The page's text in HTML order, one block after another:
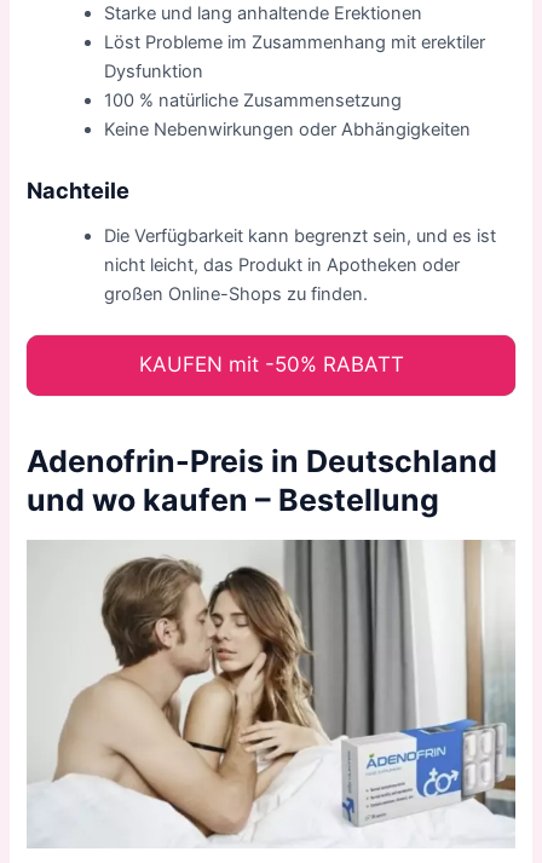
Starke und lang anhaltende Erektionen
Löst Probleme im Zusammenhang mit erektiler
Dysfunktion
100 % natürliche Zusammensetzung
Keine Nebenwirkungen oder Abhängigkeiten
Nachteile
Die Verfügbarkeit kann begrenzt sein, und es ist
nicht leicht, das Produkt in Apotheken oder
großen Online-Shops zu finden.
KAUFEN mit -50% RABATT
Adenofrin-Preis in Deutschland
und wo kaufen – Bestellung